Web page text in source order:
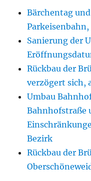
Bärchentag
Sanierung der
Rückbau der
verzögert sich,
Umbau
Bahnhofstraße
Bezirk
Rückbau der